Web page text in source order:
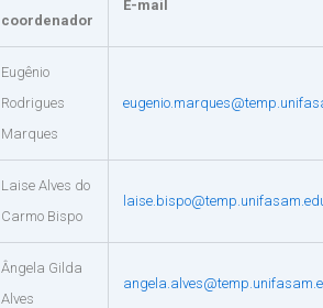
coordenador
E-mail
Eugênio
Rodrigues
Marques
Laise Alves do
Carmo Bispo
Ângela Gilda
Alves